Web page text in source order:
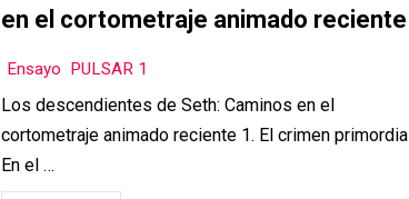
en el cortometraje animado reciente
Ensayo PULSAR 1
Los descendientes de Seth: Caminos en el
cortometraje animado reciente 1. El crimen primordial
En el …